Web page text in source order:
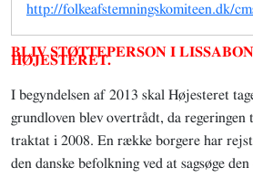
http://folkeafstemningskomiteen.dk/
BLIV STØTTEPERSON I
HØJESTERET.
I begyndelsen af 2013 skal Højesteret
grundloven blev overtrådt, da
traktat i 2008. En række borgere har rejst
den danske befolkning ved at sagsøge